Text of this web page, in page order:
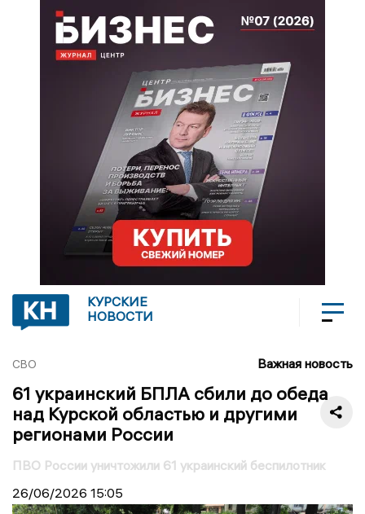
КУРСКИЕ
НОВОСТИ
СВО Важная новость
61 украинский БПЛА сбили до обеда
над Курской областью и другими
регионами России
ПВО России уничтожили 61 украинский беспилотник
26/06/2026 15:05